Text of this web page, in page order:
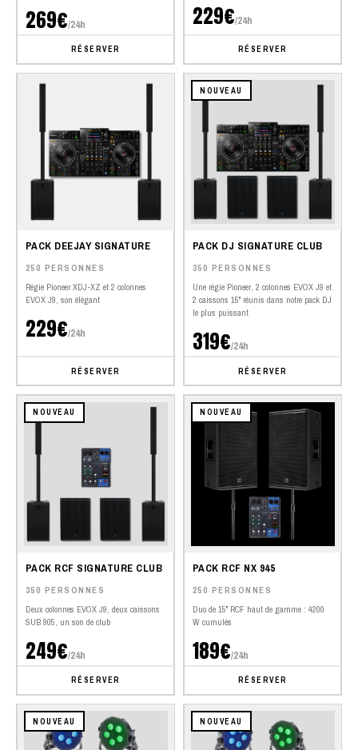
269€/24h
RÉSERVER
229€/24h
RÉSERVER
PACK DEEJAY SIGNATURE
250 PERSONNES
Régie Pioneer XDJ-XZ et 2 colonnes
EVOX J9, son élégant
229€/24h
RÉSERVER
NOUVEAU
PACK DJ SIGNATURE CLUB
350 PERSONNES
Une régie Pioneer, 2 colonnes EVOX J9 et
2 caissons 15" réunis dans notre pack DJ
le plus puissant
319€/24h
RÉSERVER
NOUVEAU
PACK RCF SIGNATURE CLUB
350 PERSONNES
Deux colonnes EVOX J9, deux caissons
SUB 905, un son de club
249€/24h
RÉSERVER
NOUVEAU
PACK RCF NX 945
250 PERSONNES
Duo de 15" RCF haut de gamme : 4200
W cumulés
189€/24h
RÉSERVER
NOUVEAU NOUVEAU